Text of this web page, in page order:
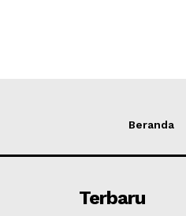
Beranda
Terbaru